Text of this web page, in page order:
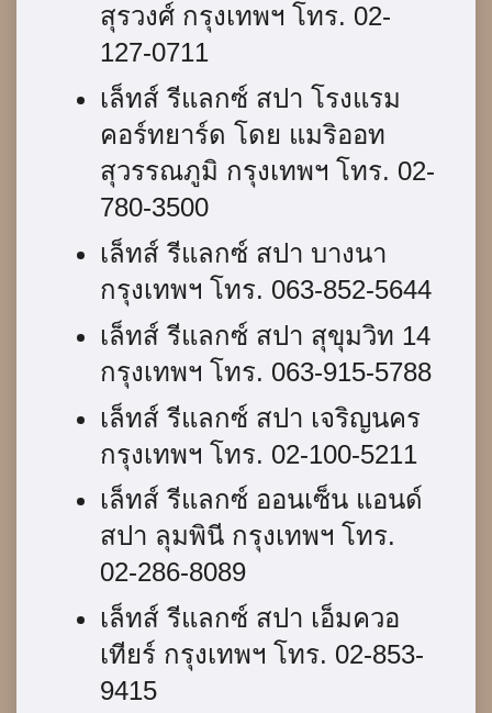
สุรวงศ์ กรุงเทพฯ โทร. 02-
127-0711
เล็ทส์ รีแลกซ์ สปา โรงแรม
คอร์ทยาร์ด โดย แมริออท
สุวรรณภูมิ กรุงเทพฯ โทร. 02-
780-3500
เล็ทส์ รีแลกซ์ สปา บางนา
กรุงเทพฯ โทร. 063-852-5644
เล็ทส์ รีแลกซ์ สปา สุขุมวิท 14
กรุงเทพฯ โทร. 063-915-5788
เล็ทส์ รีแลกซ์ สปา เจริญนคร
กรุงเทพฯ โทร. 02-100-5211
เล็ทส์ รีแลกซ์ ออนเซ็น แอนด์
สปา ลุมพินี กรุงเทพฯ โทร.
02-286-8089
เล็ทส์ รีแลกซ์ สปา เอ็มควอ
เทียร์ กรุงเทพฯ โทร. 02-853-
9415